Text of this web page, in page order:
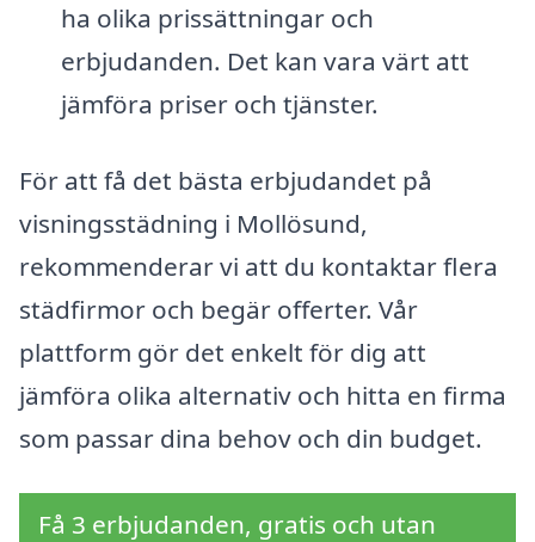
ha olika prissättningar och
erbjudanden. Det kan vara värt att
jämföra priser och tjänster.
För att få det bästa erbjudandet på
visningsstädning i Mollösund,
rekommenderar vi att du kontaktar flera
städfirmor och begär offerter. Vår
plattform gör det enkelt för dig att
jämföra olika alternativ och hitta en firma
som passar dina behov och din budget.
Få 3 erbjudanden, gratis och utan